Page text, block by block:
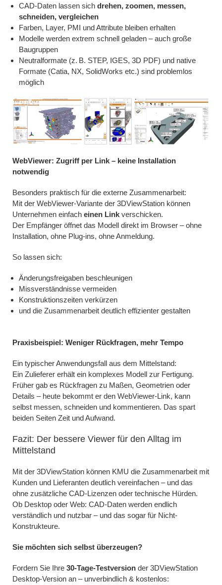
CAD-Daten lassen sichdrehen, zoomen, messen,
schneiden, vergleichen
Farben, Layer, PMI und Attribute bleiben erhalten
Modelle werden extrem schnell geladen – auch große
Baugruppen
Neutralformate (z. B. STEP, IGES, 3D PDF) und native
Formate (Catia, NX, SolidWorks etc.) sind problemlos
möglich
WebViewer: Zugriff per Link – keine Installation
notwendig
Besonders praktisch für die externe Zusammenarbeit:
Mit der WebViewer-Variante der 3DViewStation können
Unternehmen einfach einen Linkverschicken.
Der Empfänger öffnet das Modell direkt im Browser – ohne
Installation, ohne Plug-ins, ohne Anmeldung.
So lassen sich:
Änderungsfreigaben beschleunigen
Missverständnisse vermeiden
Konstruktionszeiten verkürzen
und die Zusammenarbeit deutlich effizienter gestalten
Praxisbeispiel: Weniger Rückfragen, mehr Tempo
Ein typischer Anwendungsfall aus dem Mittelstand:
Ein Zulieferer erhält ein komplexes Modell zur Fertigung.
Früher gab es Rückfragen zu Maßen, Geometrien oder
Details – heute bekommt er den WebViewer-Link, kann
selbst messen, schneiden und kommentieren. Das spart
beiden Seiten Zeit und Aufwand.
Fazit: Der bessere Viewer für den Alltag im
Mittelstand
Mit der 3DViewStation können KMU die Zusammenarbeit mit
Kunden und Lieferanten deutlich vereinfachen – und das
ohne zusätzliche CAD-Lizenzen oder technische Hürden.
Ob Desktop oder Web: CAD-Daten werden endlich
verständlich und nutzbar – und das sogar für Nicht-
Konstrukteure.
Sie möchten sich selbst überzeugen?
Fordern Sie Ihre 30-Tage-Testversionder 3DViewStation
Desktop-Version an – unverbindlich & kostenlos: